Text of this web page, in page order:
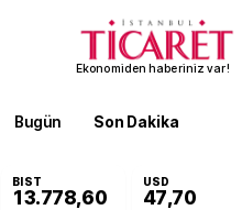
Ekonomiden haberiniz var!
Bugün Son Dakika
BIST
13.778,60
USD
47,70